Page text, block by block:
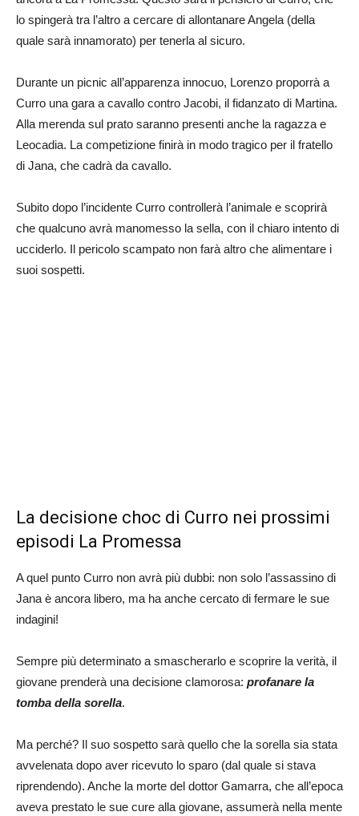
lo spingerà tra l’altro a cercare di allontanare Angela (della
quale sarà innamorato) per tenerla al sicuro.
Durante un picnic all’apparenza innocuo, Lorenzo proporrà a
Curro una gara a cavallo contro Jacobi, il fidanzato di Martina.
Alla merenda sul prato saranno presenti anche la ragazza e
Leocadia. La competizione finirà in modo tragico per il fratello
di Jana, che cadrà da cavallo.
Subito dopo l’incidente Curro controllerà l’animale e scoprirà
che qualcuno avrà manomesso la sella, con il chiaro intento di
ucciderlo. Il pericolo scampato non farà altro che alimentare i
suoi sospetti.
La decisione choc di Curro nei prossimi
episodi La Promessa
A quel punto Curro non avrà più dubbi: non solo l’assassino di
Jana è ancora libero, ma ha anche cercato di fermare le sue
indagini!
Sempre più determinato a smascherarlo e scoprire la verità, il
giovane prenderà una decisione clamorosa: profanare la
tomba della sorella.
Ma perché? Il suo sospetto sarà quello che la sorella sia stata
avvelenata dopo aver ricevuto lo sparo (dal quale si stava
riprendendo). Anche la morte del dottor Gamarra, che all’epoca
aveva prestato le sue cure alla giovane, assumerà nella mente